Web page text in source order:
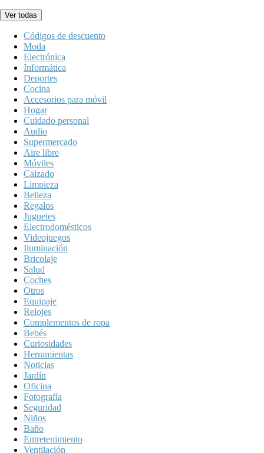
Ver todas
Códigos de descuento
Moda
Electrónica
Informática
Deportes
Cocina
Accesorios para móvil
Hogar
Cuidado personal
Audio
Supermercado
Aire libre
Móviles
Calzado
Limpieza
Belleza
Regalos
Juguetes
Electrodomésticos
Videojuegos
Iluminación
Bricolaje
Salud
Coches
Otros
Equipaje
Relojes
Complementos de ropa
Bebés
Curiosidades
Herramientas
Noticias
Jardín
Oficina
Fotografía
Seguridad
Niños
Baño
Entretenimiento
Ventilación